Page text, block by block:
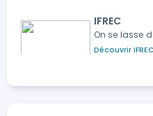
IFREC
On se lasse
Découvrir IFREC